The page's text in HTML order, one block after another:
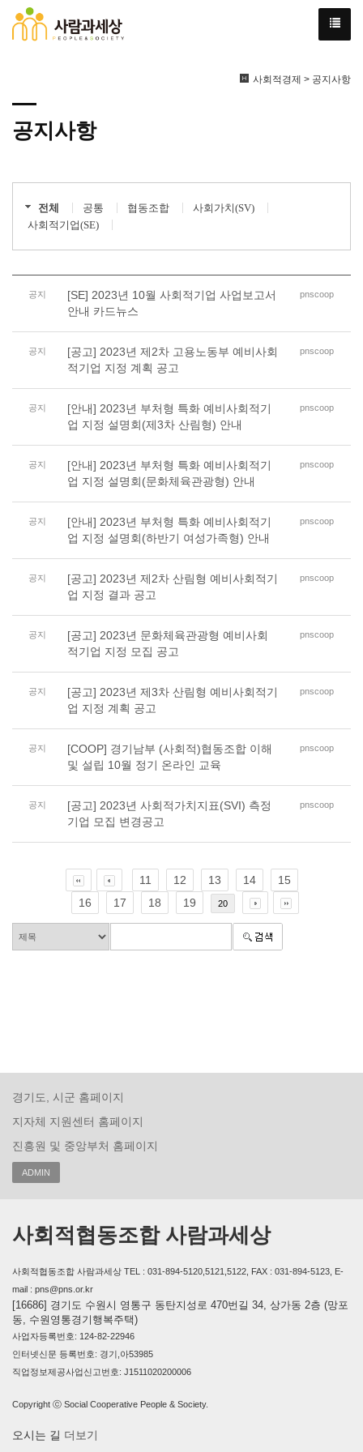
사회적경제 > 공지사항
공지사항
전체 공통 협동조합
사회가치(SV)
사회적기업(SE)
공지
[SE] 2023년 10월 사회적기업 사업보고서
안내 카드뉴스
pnscoop
공지
[공고] 2023년 제2차 고용노동부 예비사회
적기업 지정 계획 공고
pnscoop
공지
[안내] 2023년 부처형 특화 예비사회적기
업 지정 설명회(제3차 산림형) 안내
pnscoop
공지
[안내] 2023년 부처형 특화 예비사회적기
업 지정 설명회(문화체육관광형) 안내
pnscoop
공지
[안내] 2023년 부처형 특화 예비사회적기
업 지정 설명회(하반기 여성가족형) 안내
pnscoop
공지
[공고] 2023년 제2차 산림형 예비사회적기
업 지정 결과 공고
pnscoop
공지
[공고] 2023년 문화체육관광형 예비사회
적기업 지정 모집 공고
pnscoop
공지
[공고] 2023년 제3차 산림형 예비사회적기
업 지정 계획 공고
pnscoop
공지
[COOP] 경기남부 (사회적)협동조합 이해
및 설립 10월 정기 온라인 교육
pnscoop
공지
[공고] 2023년 사회적가치지표(SVI) 측정
기업 모집 변경공고
pnscoop
11 12 13 14
15
16
17 18 19 20
경기도, 시군 홈페이지
지자체 지원센터 홈페이지
진흥원 및 중앙부처 홈페이지
ADMIN
사회적협동조합 사람과세상
사회적협동조합 사람과세상 TEL : 031-894-5120,5121,5122, FAX : 031-894-5123, E-
mail : pns@pns.or.kr
[16686] 경기도 수원시 영통구 동탄지성로 470번길 34, 상가동 2층 (망포
동, 수원영통경기행복주택)
사업자등록번호: 124-82-22946
인터넷신문 등록번호: 경기,아53985
직업정보제공사업신고번호: J1511020200006
Copyright ⓒ Social Cooperative People & Society.
오시는 길 더보기